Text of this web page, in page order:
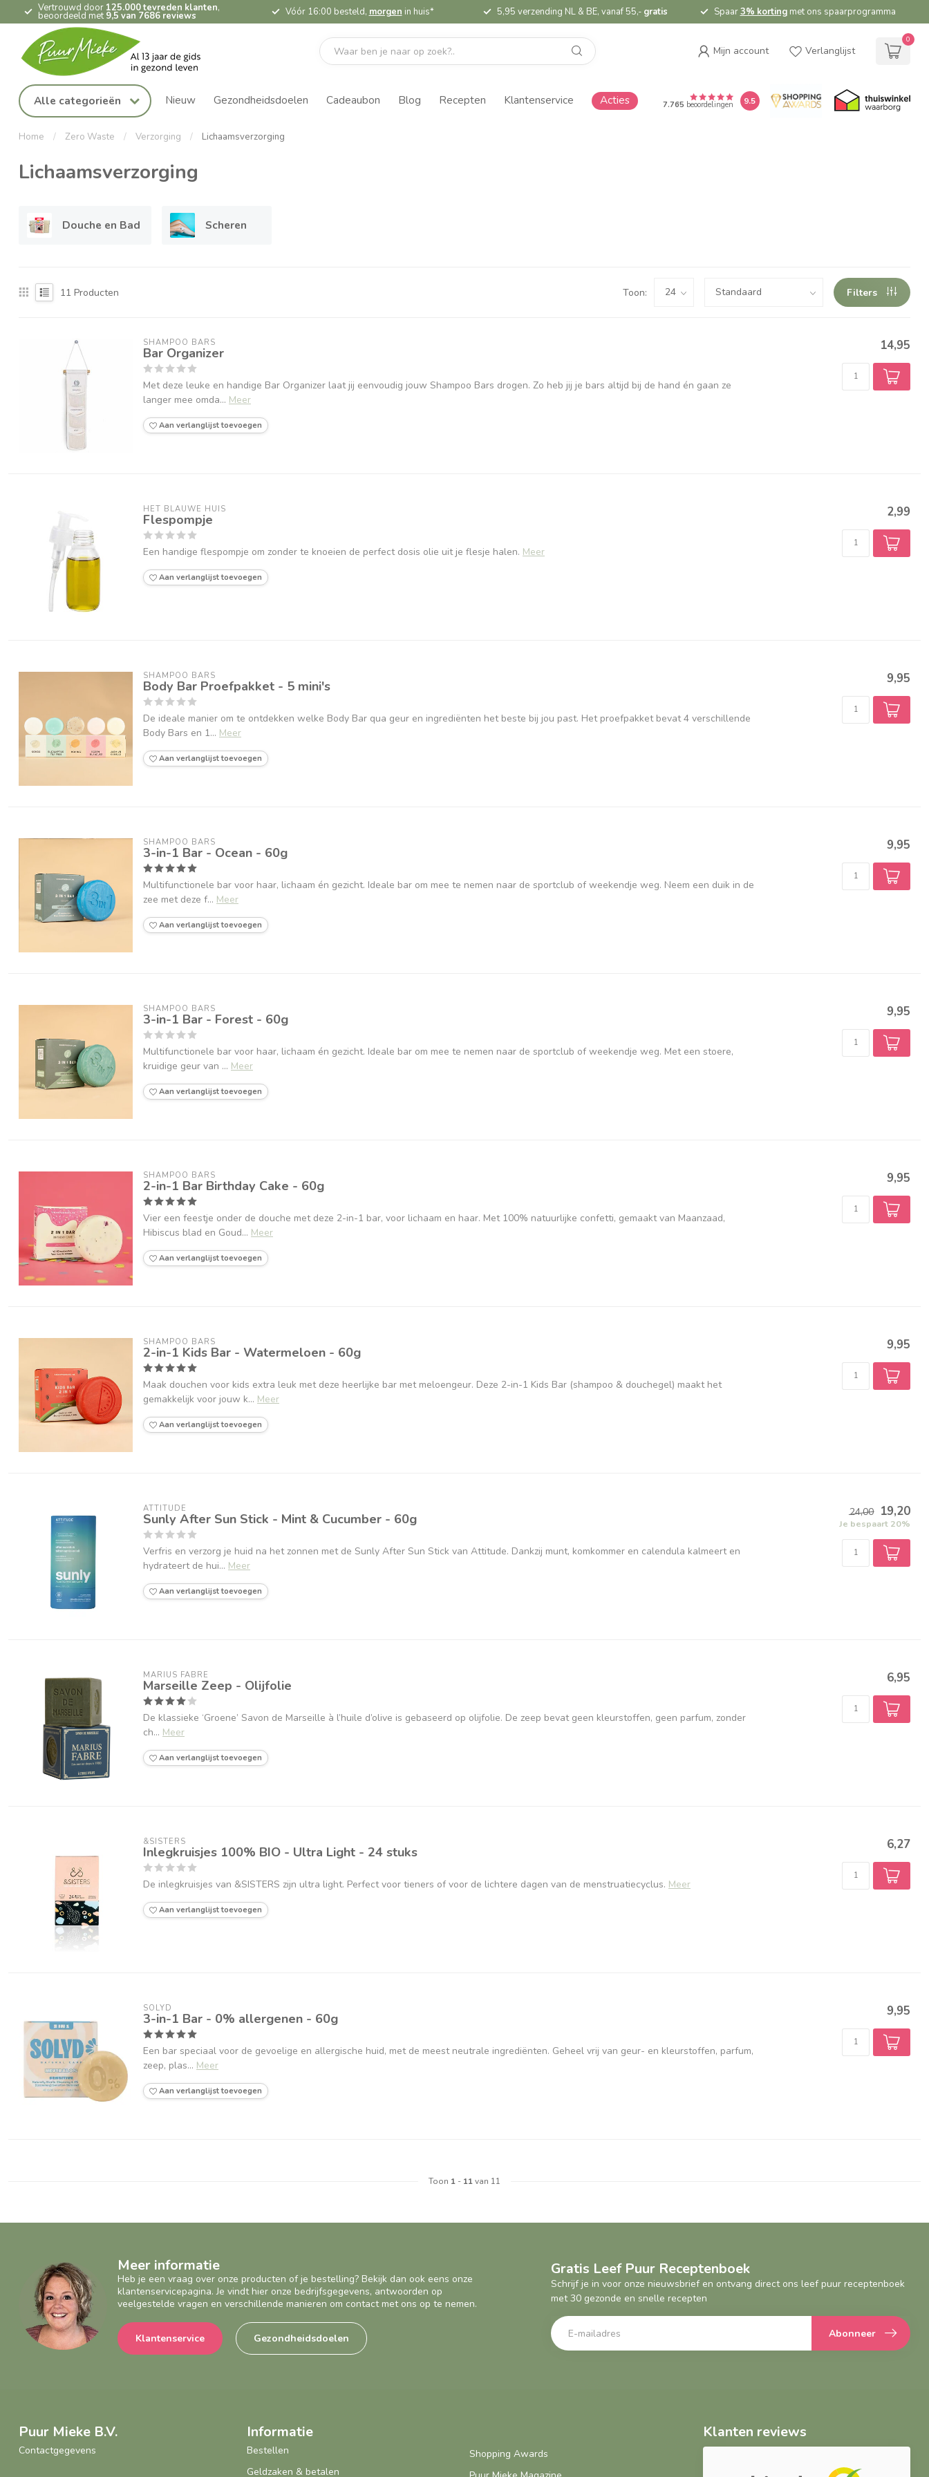
Vertrouwd door 125.000 tevreden klanten,
beoordeeld met 9,5 van 7686 reviews Vóór 16:00 besteld, morgen in huis* 5,95 verzending NL & BE, vanaf 55,- gratis Spaar3% kortingmet ons spaarprogramma
Mijn account Verlanglijst
0
Alle categorieën Nieuw Gezondheidsdoelen Cadeaubon Blog Recepten Klantenservice Acties 7.765 beoordelingen 9.5
Home / Zero Waste / Verzorging / Lichaamsverzorging
Lichaamsverzorging
Douche en Bad Scheren
11 Producten Toon: Filters
SHAMPOO BARS
Bar Organizer
Met deze leuke en handige Bar Organizer laat jij eenvoudig jouw Shampoo Bars drogen. Zo heb jij je bars altijd bij de hand én gaan ze
langer mee omda... Meer
Aan verlanglijst toevoegen
14,95
HET BLAUWE HUIS
Flespompje
Een handige flespompje om zonder te knoeien de perfect dosis olie uit je flesje halen. Meer
Aan verlanglijst toevoegen
2,99
SHAMPOO BARS
Body Bar Proefpakket - 5 mini's
De ideale manier om te ontdekken welke Body Bar qua geur en ingrediënten het beste bij jou past. Het proefpakket bevat 4 verschillende
Body Bars en 1... Meer
Aan verlanglijst toevoegen
9,95
SHAMPOO BARS
3-in-1 Bar - Ocean - 60g
Multifunctionele bar voor haar, lichaam én gezicht. Ideale bar om mee te nemen naar de sportclub of weekendje weg. Neem een duik in de
zee met deze f... Meer
Aan verlanglijst toevoegen
9,95
SHAMPOO BARS
3-in-1 Bar - Forest - 60g
Multifunctionele bar voor haar, lichaam én gezicht. Ideale bar om mee te nemen naar de sportclub of weekendje weg. Met een stoere,
kruidige geur van ... Meer
Aan verlanglijst toevoegen
9,95
SHAMPOO BARS
2-in-1 Bar Birthday Cake - 60g
Vier een feestje onder de douche met deze 2-in-1 bar, voor lichaam en haar. Met 100% natuurlijke confetti, gemaakt van Maanzaad,
Hibiscus blad en Goud... Meer
Aan verlanglijst toevoegen
9,95
SHAMPOO BARS
2-in-1 Kids Bar - Watermeloen - 60g
Maak douchen voor kids extra leuk met deze heerlijke bar met meloengeur. Deze 2-in-1 Kids Bar (shampoo & douchegel) maakt het
gemakkelijk voor jouw k... Meer
Aan verlanglijst toevoegen
9,95
ATTITUDE
Sunly After Sun Stick - Mint & Cucumber - 60g
Verfris en verzorg je huid na het zonnen met de Sunly After Sun Stick van Attitude. Dankzij munt, komkommer en calendula kalmeert en
hydrateert de hui... Meer
Aan verlanglijst toevoegen
24,00 19,20
Je bespaart 20%
MARIUS FABRE
Marseille Zeep - Olijfolie
De klassieke ‘Groene’ Savon de Marseille à l’huile d’olive is gebaseerd op olijfolie. De zeep bevat geen kleurstoffen, geen parfum, zonder
ch... Meer
Aan verlanglijst toevoegen
6,95
&SISTERS
Inlegkruisjes 100% BIO - Ultra Light - 24 stuks
De inlegkruisjes van &SISTERS zijn ultra light. Perfect voor tieners of voor de lichtere dagen van de menstruatiecyclus. Meer
Aan verlanglijst toevoegen
6,27
SOLYD
3-in-1 Bar - 0% allergenen - 60g
Een bar speciaal voor de gevoelige en allergische huid, met de meest neutrale ingrediënten. Geheel vrij van geur- en kleurstoffen, parfum,
zeep, plas... Meer
Aan verlanglijst toevoegen
9,95
Toon 1 - 11van 11
Meer informatie
Heb je een vraag over onze producten of je bestelling? Bekijk dan ook eens onze
klantenservicepagina. Je vindt hier onze bedrijfsgegevens, antwoorden op
veelgestelde vragen en verschillende manieren om contact met ons op te nemen.
Klantenservice Gezondheidsdoelen
Gratis Leef Puur Receptenboek
Schrijf je in voor onze nieuwsbrief en ontvang direct ons leef puur receptenboek
met 30 gezonde en snelle recepten
Abonneer
Puur Mieke B.V.
Contactgegevens
Informatie
Bestellen
Geldzaken & betalen
Shopping Awards
Klanten reviews